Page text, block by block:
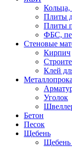
Плиты
Плиты
ФБС,
Стеновые
Кирпич
Клей
Уголок
Бетон
Песок
Щебень
Щебень